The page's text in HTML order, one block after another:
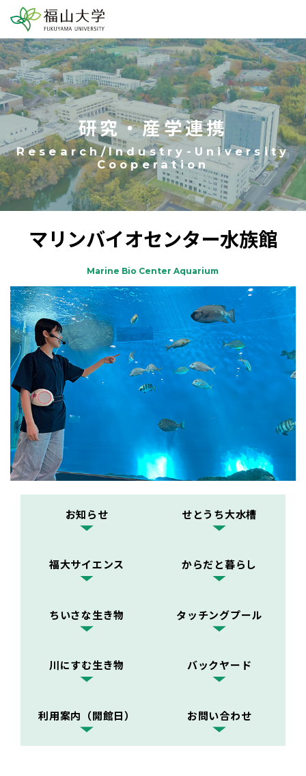
研究・産学連携
マリンバイオセンター水族館
Marine Bio Center Aquarium
お知らせ せとうち大水槽
福大サイエンス からだと暮らし
ちいさな生き物 タッチングプール
川にすむ生き物 バックヤード
利用案内（開館日） お問い合わせ